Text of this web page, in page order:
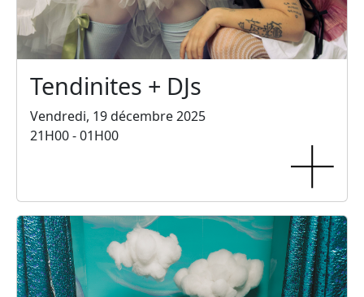
Tendinites + DJs
Vendredi, 19 décembre 2025
21H00 - 01H00